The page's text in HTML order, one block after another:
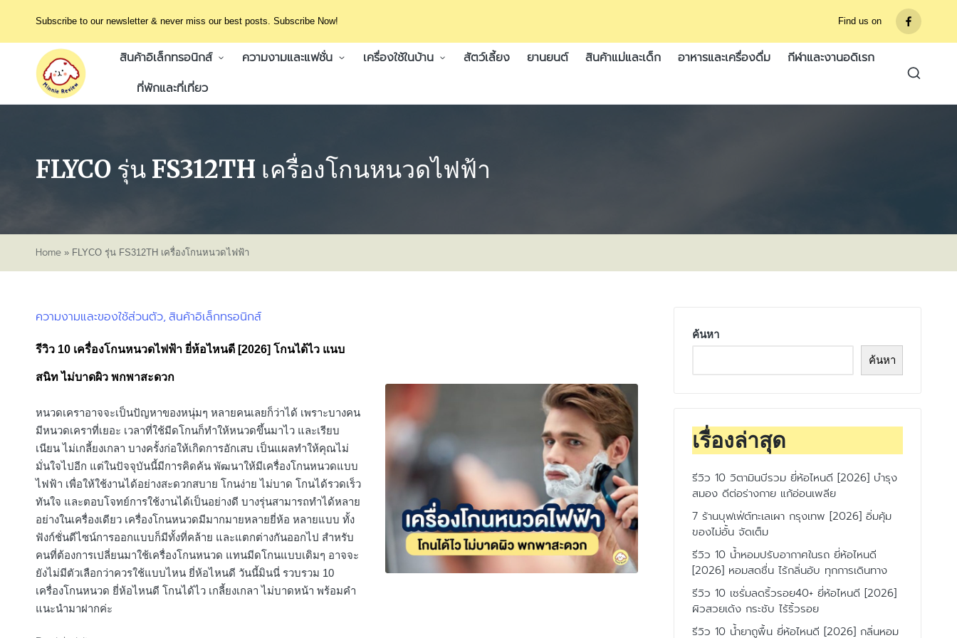
Subscribe to our newsletter & never miss our best posts. Subscribe Now! Find us on
รายการ
เมนู
สินค้าอิเล็กทรอนิกส์ ความงามและแฟชั่น เครื่องใช้ในบ้าน สัตว์เลี้ยง ยานยนต์ สินค้าแม่และเด็ก อาหารและเครื่องดื่ม
กีฬาและงานอดิเรก
ที่พักและที่เที่ยว
FLYCO รุ่น FS312TH เครื่องโกนหนวดไฟฟ้า
Home » FLYCO รุ่น FS312TH เครื่องโกนหนวดไฟฟ้า
Posted
ความงามและของใช้ส่วนตัว สินค้าอิเล็กทรอนิกส์
รีวิว 10 เครื่องโกนหนวดไฟฟ้า ยี่ห้อไหนดี [2026] โกนได้ไว แนบ
สนิท ไม่บาดผิว พกพาสะดวก
หนวดเคราอาจจะเป็นปัญหาของหนุ่มๆ หลายคนเลยก็ว่าได้ เพราะบางคน
มีหนวดเคราที่เยอะ เวลาที่ใช้มีดโกนก็ทำให้หนวดขึ้นมาไว และเรียบ
เนียน ไม่เกลี้ยงเกลา บางครั้งก่อให้เกิดการอักเสบ เป็นแผลทำให้คุณไม่
มั่นใจไปอีก แต่ในปัจจุบันนี้มีการคิดค้น พัฒนาให้มีเครื่องโกนหนวดแบบ
ไฟฟ้า เพื่อให้ใช้งานได้อย่างสะดวกสบาย โกนง่าย ไม่บาด โกนได้รวดเร็ว
ทันใจ และตอบโจทย์การใช้งานได้เป็นอย่างดี บางรุ่นสามารถทำได้หลาย
อย่างในเครื่องเดียว เครื่องโกนหนวดมีมากมายหลายยี่ห้อ หลายแบบ ทั้ง
ฟังก์ชั่นดีไซน์การออกแบบก็มีทั้งที่คล้าย และแตกต่างกันออกไป สำหรับ
คนที่ต้องการเปลี่ยนมาใช้เครื่องโกนหนวด แทนมีดโกนแบบเดิมๆ อาจจะ
ยังไม่มีตัวเลือกว่าควรใช้แบบไหน ยี่ห้อไหนดี วันนี้มินนี่ รวบรวม 10
เครื่องโกนหนวด ยี่ห้อไหนดี โกนได้ไว เกลี้ยงเกลา ไม่บาดหน้า พร้อมคำ
แนะนำมาฝากค่ะ
ค้นหา
ค้นหา
เรื่องล่าสุด
รีวิว 10 วิตามินบีรวม ยี่ห้อไหนดี [2026] บำรุง
สมอง ดีต่อร่างกาย แก้อ่อนเพลีย
7 ร้านบุฟเฟ่ต์ทะเลเผา กรุงเทพ [2026] อิ่มคุ้ม
ของไม่อั้น จัดเต็ม
รีวิว 10 น้ำหอมปรับอากาศในรถ ยี่ห้อไหนดี
[2026] หอมสดชื่น ไร้กลิ่นอับ ทุกการเดินทาง
รีวิว 10 เซรั่มลดริ้วรอย40+ ยี่ห้อไหนดี [2026]
ผิวสวยเด้ง กระชับ ไร้ริ้วรอย
รีวิว 10 น้ำยาถูพื้น ยี่ห้อไหนดี [2026] กลิ่นหอม